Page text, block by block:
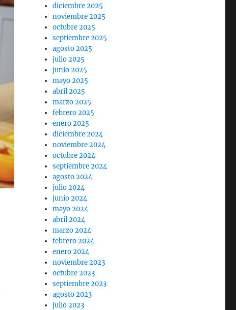
diciembre 2025
noviembre 2025
octubre 2025
septiembre 2025
agosto 2025
julio 2025
junio 2025
mayo 2025
abril 2025
marzo 2025
febrero 2025
enero 2025
diciembre 2024
noviembre 2024
octubre 2024
septiembre 2024
agosto 2024
julio 2024
junio 2024
mayo 2024
abril 2024
marzo 2024
febrero 2024
enero 2024
noviembre 2023
octubre 2023
septiembre 2023
agosto 2023
julio 2023